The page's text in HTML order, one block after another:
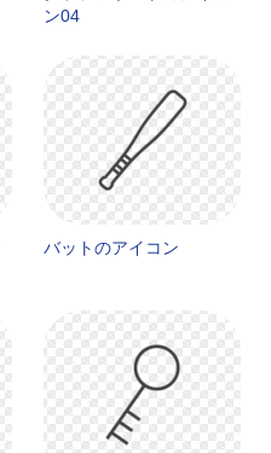
ン04
バットのアイコン